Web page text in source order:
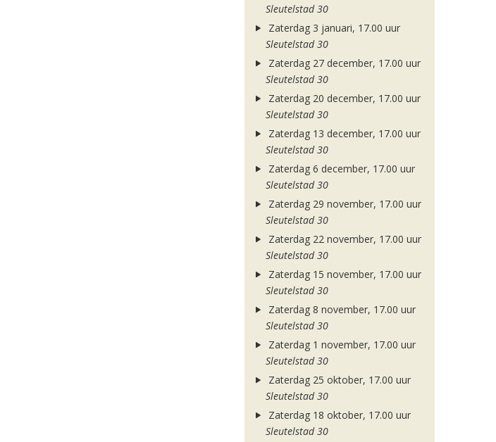
Sleutelstad 30
Zaterdag 3 januari, 17.00 uur
Sleutelstad 30
Zaterdag 27 december, 17.00 uur
Sleutelstad 30
Zaterdag 20 december, 17.00 uur
Sleutelstad 30
Zaterdag 13 december, 17.00 uur
Sleutelstad 30
Zaterdag 6 december, 17.00 uur
Sleutelstad 30
Zaterdag 29 november, 17.00 uur
Sleutelstad 30
Zaterdag 22 november, 17.00 uur
Sleutelstad 30
Zaterdag 15 november, 17.00 uur
Sleutelstad 30
Zaterdag 8 november, 17.00 uur
Sleutelstad 30
Zaterdag 1 november, 17.00 uur
Sleutelstad 30
Zaterdag 25 oktober, 17.00 uur
Sleutelstad 30
Zaterdag 18 oktober, 17.00 uur
Sleutelstad 30